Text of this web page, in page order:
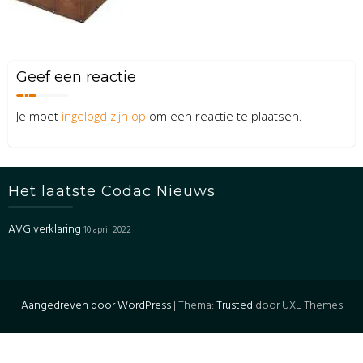
Geef een reactie
Je moet ingelogd zijn op om een reactie te plaatsen.
Het laatste Codac Nieuws
AVG verklaring 10 april 2022
Aangedreven door WordPress|Thema:Trusted door UXL Themes